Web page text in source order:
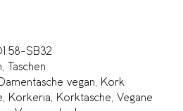
SB32
,
Taschen
Damentasche vegan, Kork
, Korkeria, Korktasche, Vegane